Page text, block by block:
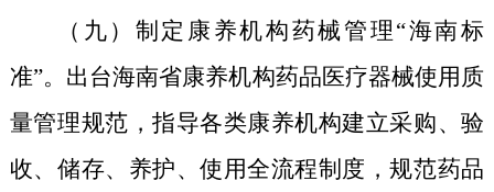
（ 九 ）制定康养机构药械管理“海南标
准”。出台海南省康养机构药品医疗器械使用质
量管理规范，指导各类康养机构建立采购、验
收、储存、养护、使用全流程制度，规范药品